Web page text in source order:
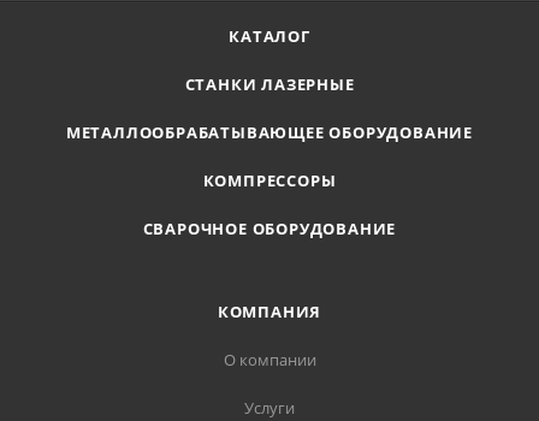
КАТАЛОГ
СТАНКИ ЛАЗЕРНЫЕ
МЕТАЛЛООБРАБАТЫВАЮЩЕЕ ОБОРУДОВАНИЕ
КОМПРЕССОРЫ
СВАРОЧНОЕ ОБОРУДОВАНИЕ
КОМПАНИЯ
О компании
Услуги